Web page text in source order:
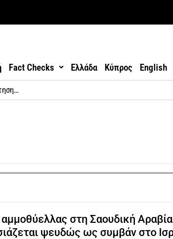
Fact Checks Ελλάδα Κύπρος English
αμμοθύελλας στη Σαουδική Αραβία
ψευδώς ως συμβάν στο